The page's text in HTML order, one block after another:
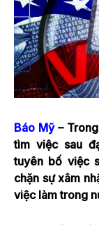
Báo Mỹ–
tìm việc sau
tuyên bố việc
chặn sự xâm
việc làm trong